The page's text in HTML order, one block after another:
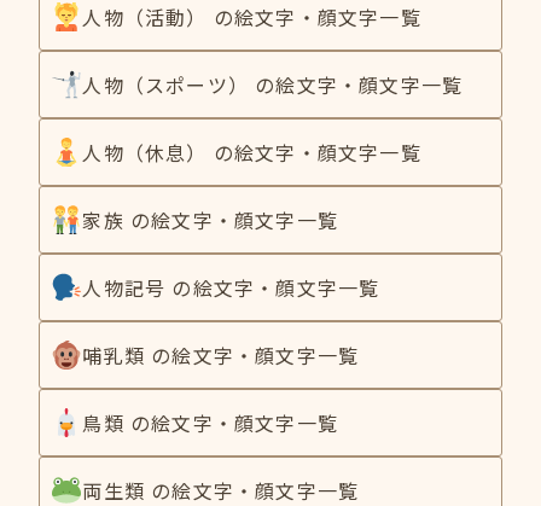
人物（活動） の絵文字・顔文字一覧
人物（スポーツ） の絵文字・顔文字一覧
人物（休息） の絵文字・顔文字一覧
家族 の絵文字・顔文字一覧
人物記号 の絵文字・顔文字一覧
哺乳類 の絵文字・顔文字一覧
鳥類 の絵文字・顔文字一覧
両生類 の絵文字・顔文字一覧